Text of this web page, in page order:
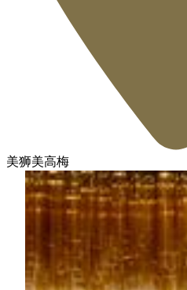
美狮美高梅
装置的原型出自张艺谋导演
门 2049》，历经一年时间设
上吸收了中国高古玉、古埃
外的文化养分，通体由3,988
统应用、数据编程实现序列